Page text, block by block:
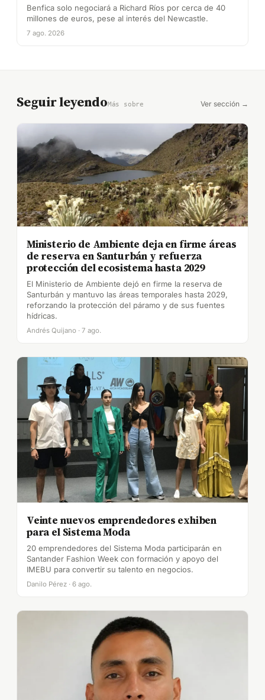
Benfica solo negociará a Richard Ríos por cerca de 40
millones de euros, pese al interés del Newcastle.
7 ago. 2026
Seguir leyendoMás sobre Ver sección →
Ministerio de Ambiente deja en firme áreas
de reserva en Santurbán y refuerza
protección del ecosistema hasta 2029
El Ministerio de Ambiente dejó en firme la reserva de
Santurbán y mantuvo las áreas temporales hasta 2029,
reforzando la protección del páramo y de sus fuentes
hídricas.
Andrés Quijano · 7 ago.
Veinte nuevos emprendedores exhiben
para el Sistema Moda
20 emprendedores del Sistema Moda participarán en
Santander Fashion Week con formación y apoyo del
IMEBU para convertir su talento en negocios.
Danilo Pérez · 6 ago.